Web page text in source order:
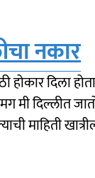
नकार
दिला
मी दिल्लीत
माहिती